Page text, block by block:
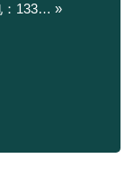
：133… »